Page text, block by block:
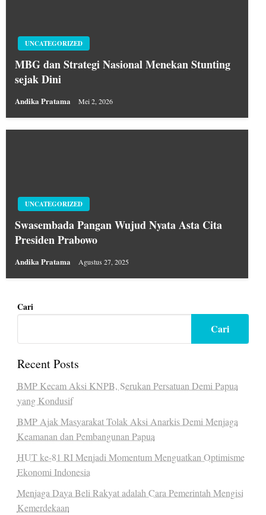
UNCATEGORIZED
MBG dan Strategi Nasional Menekan Stunting
sejak Dini
Andika Pratama Mei 2, 2026
UNCATEGORIZED
Swasembada Pangan Wujud Nyata Asta Cita
Presiden Prabowo
Andika Pratama Agustus 27, 2025
Cari
Cari
Recent Posts
BMP Kecam Aksi KNPB, Serukan Persatuan Demi Papua
yang Kondusif
BMP Ajak Masyarakat Tolak Aksi Anarkis Demi Menjaga
Keamanan dan Pembangunan Papua
HUT ke-81 RI Menjadi Momentum Menguatkan Optimisme
Ekonomi Indonesia
Menjaga Daya Beli Rakyat adalah Cara Pemerintah Mengisi
Kemerdekaan